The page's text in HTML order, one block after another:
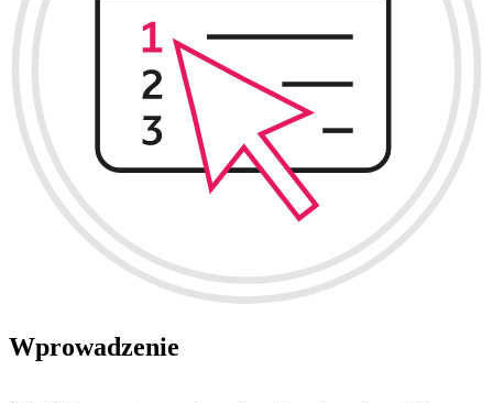
Wprowadzenie